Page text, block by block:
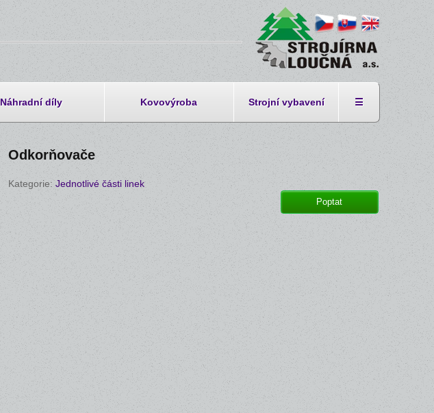
Náhradní díly Kovovýroba Strojní vybavení ☰
Odkorňovače
Kategorie:Jednotlivé části linek
Poptat